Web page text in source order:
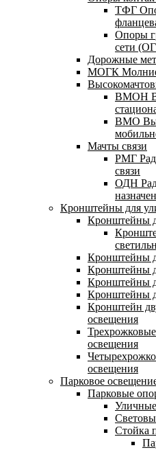
ТФГ
Опоры
сети
Дорожные
МОГК
ВМОН
ВМО
Мачты связи
РМГ
связи
ОДН
Кронштейны для
Кронштейны
Кронштейны
Кронштейны
Кронштейны
Кронштейны
Кронштейн
освещения
освещения
освещения
Парковое
Парковые
Стойка